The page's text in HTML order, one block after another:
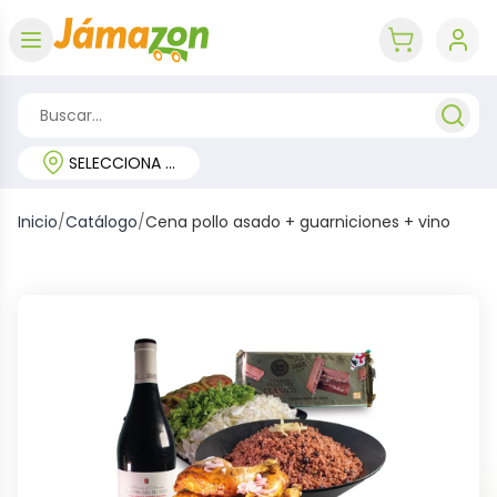
SELECCIONA TU REGIÓN
Inicio/Catálogo/Cena pollo asado + guarniciones + vino